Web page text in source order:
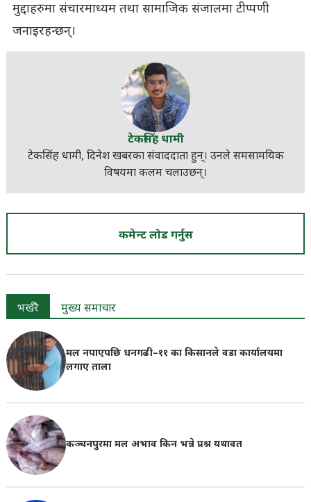
मुद्दाहरुमा संचारमाध्यम तथा सामाजिक संजालमा टीप्पणी
जनाइरहन्छन्।
टेकसिंह धामी
टेकसिंह धामी, दिनेश खबरका संवाददाता हुन्। उनले समसामयिक
विषयमा कलम चलाउछन्।
कमेन्ट लोड गर्नुस
भर्खरै मुख्य समाचार
मल नपाएपछि धनगढी–११ का किसानले वडा कार्यालयमा
लगाए ताला
कञ्चनपुरमा मल अभाव किन भन्ने प्रश्न यथावत